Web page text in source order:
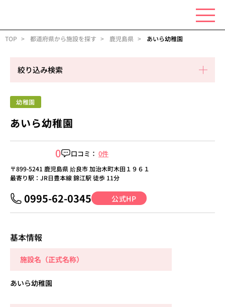
TOP 都道府県から施設を探す 鹿児島県 あいら幼稚園
絞り込み検索
幼稚園
あいら幼稚園
0 口コミ： 0件
〒899-5241 鹿児島県 姶良市 加治木町木田１９６１
最寄り駅：JR日豊本線 錦江駅 徒歩 11分
0995-62-0345 公式HP
基本情報
施設名（正式名称）
あいら幼稚園